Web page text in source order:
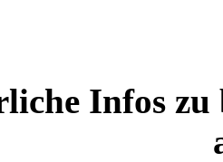
Infos zu